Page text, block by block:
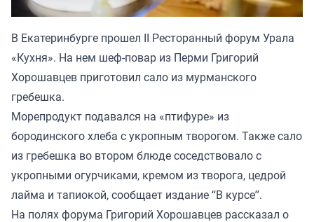
В Екатеринбурге прошел II Ресторанный форум Урала
«Кухня». На нем шеф-повар из Перми Григорий
Хорошавцев приготовил сало из мурманского
гребешка.
Морепродукт подавался на «птифуре» из
бородинского хлеба с укропным творогом. Также сало
из гребешка во втором блюде соседствовало с
укропными огурчиками, кремом из творога, цедрой
лайма и тапиокой, сообщает издание “В курсе”.
На полях форума Григорий Хорошавцев рассказал о